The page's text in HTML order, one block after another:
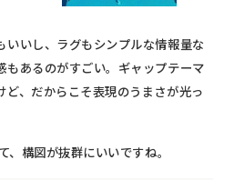
いいし、ラグもシンプルな情報量な
もあるのがすごい。ギャップテーマ
ど、だからこそ表現のうまさが光っ
構図が抜群にいいですね。